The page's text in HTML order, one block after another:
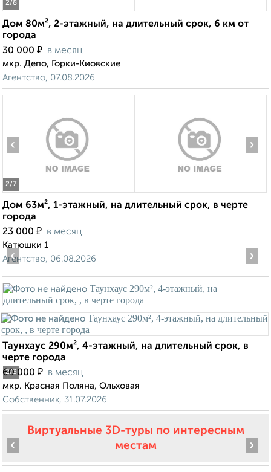
2/8
Дом 80м², 2-этажный, на длительный срок, 6 км от
города
30 000 ₽ в месяц
мкр. Депо, Горки-Киовские
Агентство, 07.08.2026
2/7
‹ ›
Дом 63м², 1-этажный, на длительный срок, в черте
города
23 000 ₽ в месяц
Катюшки 1
Агентство, 06.08.2026
2/3
‹ ›
Таунхаус 290м², 4-этажный, на длительный срок, в
черте города
60 000 ₽ в месяц
мкр. Красная Поляна, Ольховая
Собственник, 31.07.2026
Виртуальные 3D-туры по интересным
местам
‹ ›